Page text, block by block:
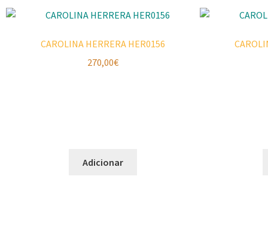
CAROLINA HERRERA HER0156
270,00€
Adicionar